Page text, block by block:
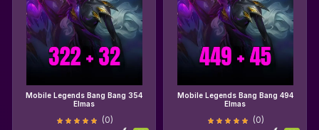
Mobile Legends Bang Bang 354
Elmas
(0)
Mobile Legends Bang Bang 494
Elmas
(0)